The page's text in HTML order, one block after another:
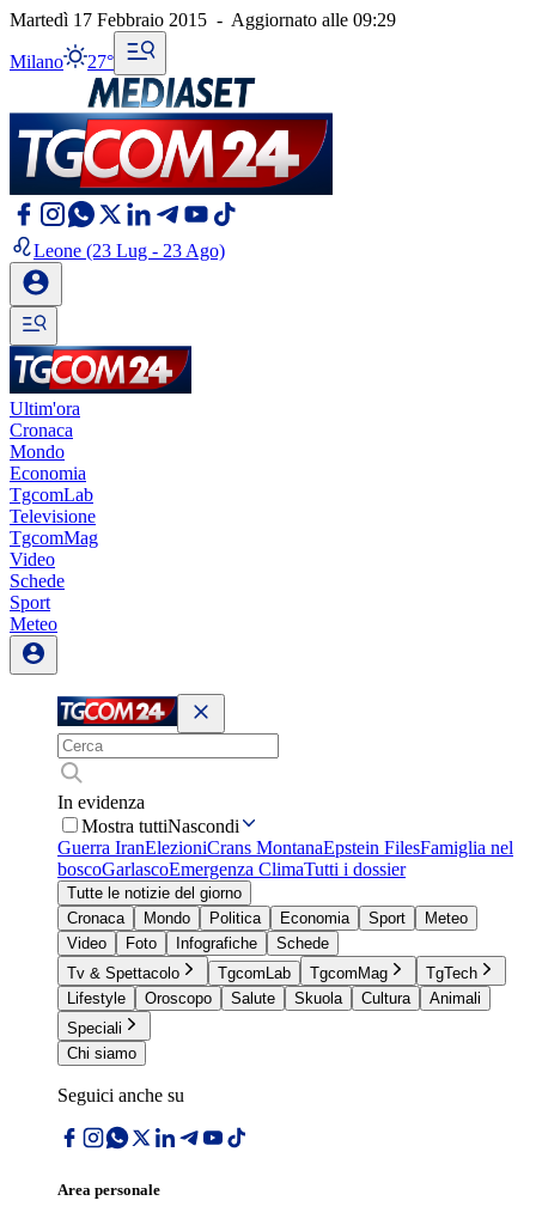
Martedì 17 Febbraio 2015 - Aggiornato alle 09:29
Milano 27°
Leone (23 Lug - 23 Ago)
Ultim'ora
Cronaca
Mondo
Economia
TgcomLab
Televisione
TgcomMag
Video
Schede
Sport
Meteo
In evidenza
Mostra tuttiNascondi
Guerra IranElezioniCrans MontanaEpstein FilesFamiglia nel
boscoGarlascoEmergenza ClimaTutti i dossier
Tutte le notizie del giorno
Cronaca
Mondo Politica Economia Sport
Meteo
Video
Foto Infografiche
Schede
Tv & Spettacolo
TgcomLab TgcomMag
TgTech
Lifestyle
Oroscopo Salute Skuola Cultura
Animali
Speciali
Chi siamo
Seguici anche su
Area personale